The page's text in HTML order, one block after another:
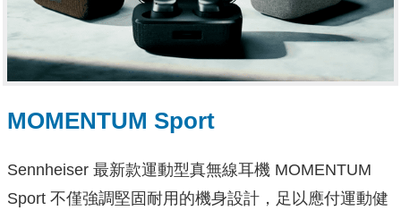
MOMENTUM Sport
Sennheiser 最新款運動型真無線耳機 MOMENTUM
Sport 不僅強調堅固耐用的機身設計，足以應付運動健